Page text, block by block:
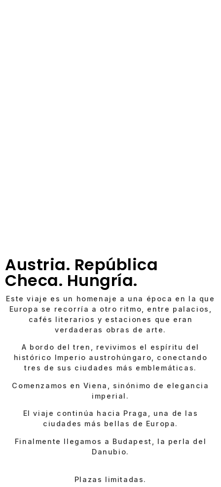
Austria. República
Checa. Hungría.
Este viaje es un homenaje a una época en la que
Europa se recorría a otro ritmo, entre palacios,
cafés literarios y estaciones que eran
verdaderas obras de arte.
A bordo del tren, revivimos el espíritu del
histórico Imperio austrohúngaro, conectando
tres de sus ciudades más emblemáticas.
Comenzamos en Viena, sinónimo de elegancia
imperial.
El viaje continúa hacia Praga, una de las
ciudades más bellas de Europa.
Finalmente llegamos a Budapest, la perla del
Danubio.
Plazas limitadas.